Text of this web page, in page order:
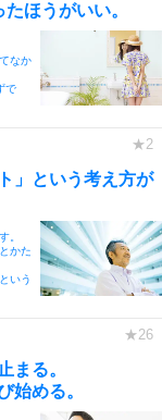
ほうがいい。
なか
で
」という考え方が
。
かた
いう
まる。
始める。